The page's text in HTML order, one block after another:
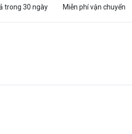
trong 30 ngày Miễn phí vận chuyển